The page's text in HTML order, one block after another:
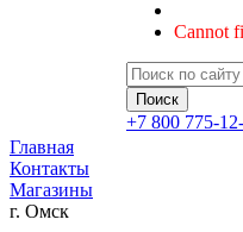
Cannot
+7 800 775-
Главная
Контакты
Магазины
г. Омск